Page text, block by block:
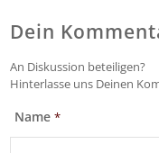
Dein
An Diskussion beteiligen?
Hinterlasse uns Deinen
Name*